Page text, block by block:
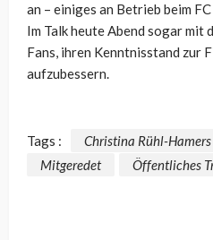
an – einiges an Betrieb beim
Im Talk heute Abend sogar
Fans, ihren Kenntnisstand zur
aufzubessern.
Tags : Christina Rühl-Hamers
Mitgeredet
Öffentliches